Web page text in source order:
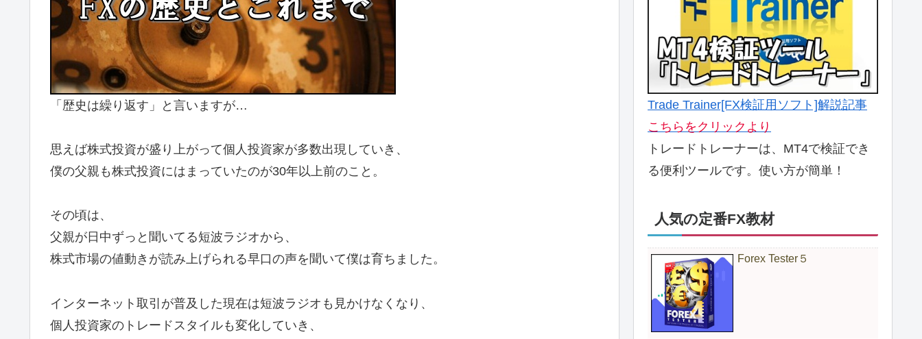
「歴史は繰り返す」と言いますが…
思えば株式投資が盛り上がって個人投資家が多数出現していき、
僕の父親も株式投資にはまっていたのが30年以上前のこと。
その頃は、
父親が日中ずっと聞いてる短波ラジオから、
株式市場の値動きが読み上げられる早口の声を聞いて僕は育ちました。
インターネット取引が普及した現在は短波ラジオも見かけなくなり、
個人投資家のトレードスタイルも変化していき、
Trade Trainer[FX検証用ソフト]解説記事
こちらをクリックより
トレードトレーナーは、MT4で検証でき
る便利ツールです。使い方が簡単！
人気の定番FX教材
Forex Tester５